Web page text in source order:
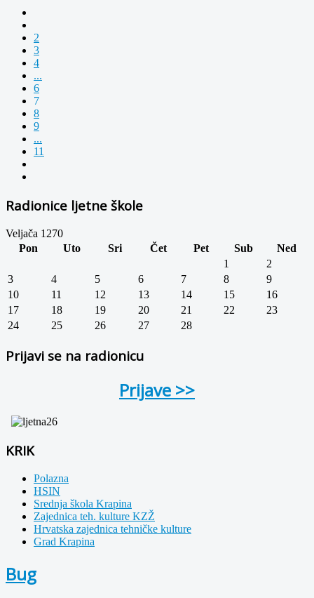
2
3
4
...
6
7
8
9
...
11
Radionice ljetne škole
Veljača 1270
Pon
Uto Sri Čet Pet Sub
Ned
1
2
3
4 5 6 7 8
9
10
11 12 13 14 15
16
17
18 19 20 21 22
23
24
25 26 27 28
Prijavi se na radionicu
Prijave >>
KRIK
Polazna
HSIN
Srednja škola Krapina
Zajednica teh. kulture KZŽ
Hrvatska zajednica tehničke kulture
Grad Krapina
Bug